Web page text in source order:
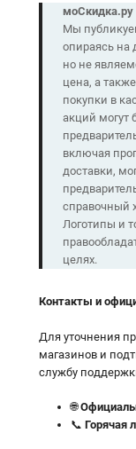
моСкидка.ру
Мы
опираясь
но не
цена, а
покупки в
акций могут
включая
доставки,
справочный
Логотипы и
целях.
Контакты и
Для уточнения
магазинов и
службу
🌐
📞 Горячая